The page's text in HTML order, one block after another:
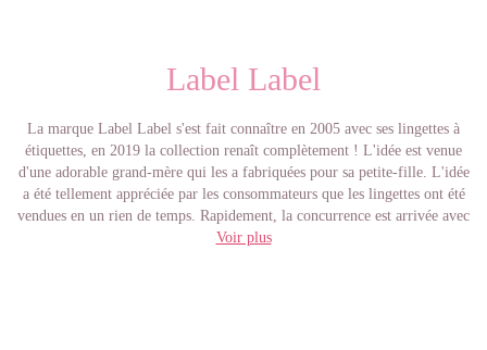
Label Label
La marque Label Label s'est fait connaître en 2005 avec ses lingettes à
étiquettes, en 2019 la collection renaît complètement ! L'idée est venue
d'une adorable grand-mère qui les a fabriquées pour sa petite-fille. L'idée
a été tellement appréciée par les consommateurs que les lingettes ont été
vendues en un rien de temps. Rapidement, la concurrence est arrivée avec
ses propres lingettes, ses nounours et ses couches labellisées, si bien que
Voir plus